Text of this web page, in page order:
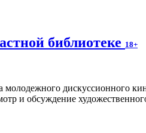
библиотеке 18+
молодежного дискуссионного
и обсуждение